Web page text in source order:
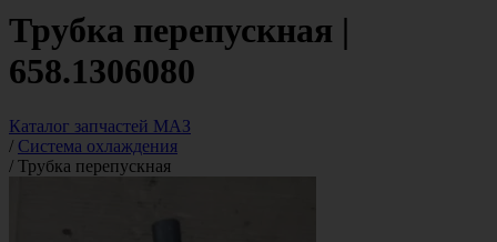
Трубка перепускная |
658.1306080
Каталог запчастей МАЗ
/ Система охлаждения
/ Трубка перепускная